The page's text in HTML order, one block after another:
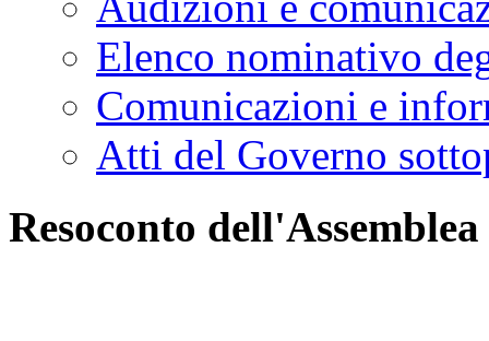
Elenco nominativo
Comunicazioni e
Atti del Governo
Resoconto dell'Assemblea